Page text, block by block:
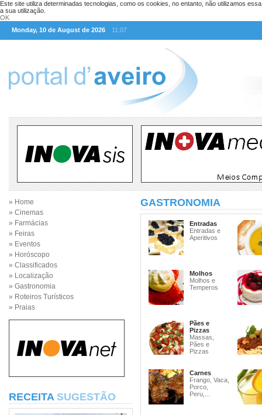
Este site utiliza determinadas tecnologias, como os cookies, no entanto, não utilizamos
a sua utilização.
OK
Monday, 10 de August de 2026
11:07
» Home
» Cinemas
» Farmácias
» Feiras
» Eventos
» Horóscopo
» Classificados
» Localização
» Gastronomia
» Roteiros Turísticos
» Praias
RECEITA SUGESTÃO
GASTRONOMIA
Entradas
Entradas e
Aperitivos
Molhos
Molhos e
Temperos
Pães e
Pizzas
Massas,
Pães e
Pizzas
Carnes
Frango, Vaca,
Porco,
Peru,...